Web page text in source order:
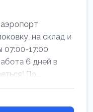
на склад и
07:00-17:00
6 дней в
По...